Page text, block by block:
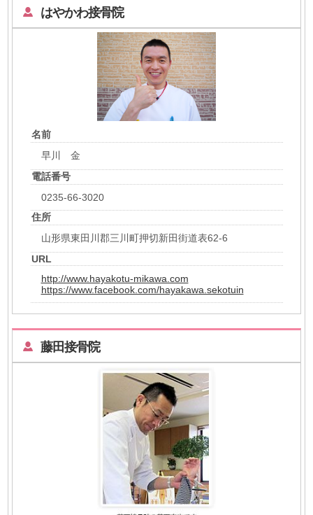
はやかわ接骨院
名前
早川 金
電話番号
0235-66-3020
住所
山形県東田川郡三川町押切新田街道表62-6
URL
http://www.hayakotu-mikawa.com
https://www.facebook.com/hayakawa.sekotuin
藤田接骨院